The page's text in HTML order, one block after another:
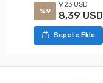
%9
9,23 USD
8,39 USD
Sepete Ekle